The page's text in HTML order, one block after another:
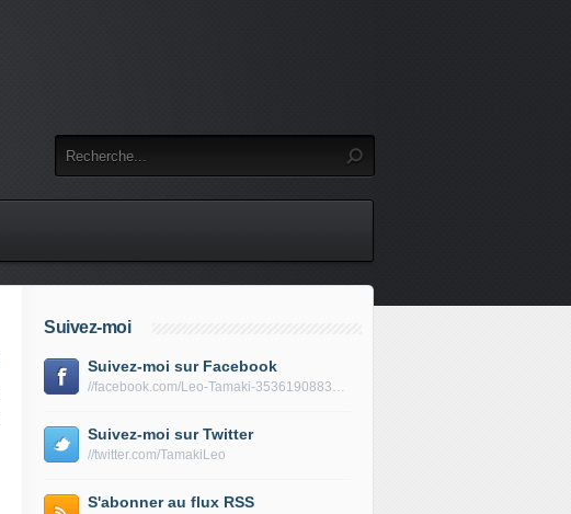
Suivez-moi
Suivez-moi sur Facebook
//facebook.com/Leo-Tamaki-353619088319688/
Suivez-moi sur Twitter
//twitter.com/TamakiLeo
S'abonner au flux RSS